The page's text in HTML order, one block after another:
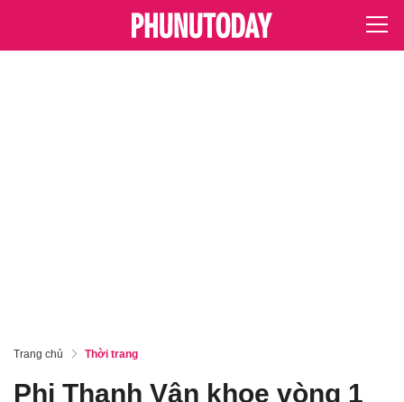
Trang chủ Thời trang
Phi Thanh Vân khoe vòng 1